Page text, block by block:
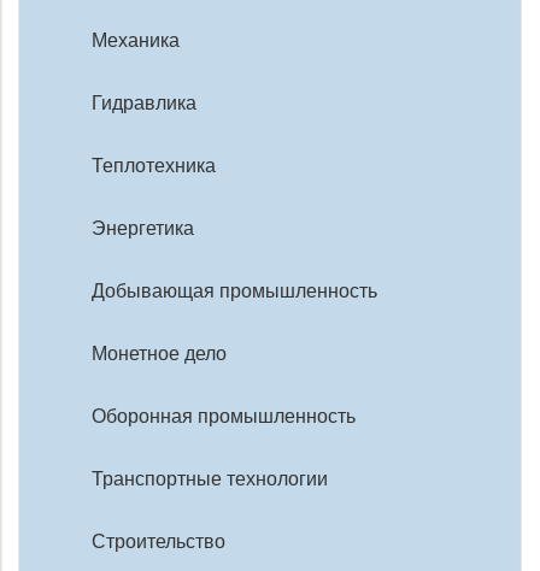
Механика
Гидравлика
Теплотехника
Энергетика
Добывающая промышленность
Монетное дело
Оборонная промышленность
Транспортные технологии
Строительство